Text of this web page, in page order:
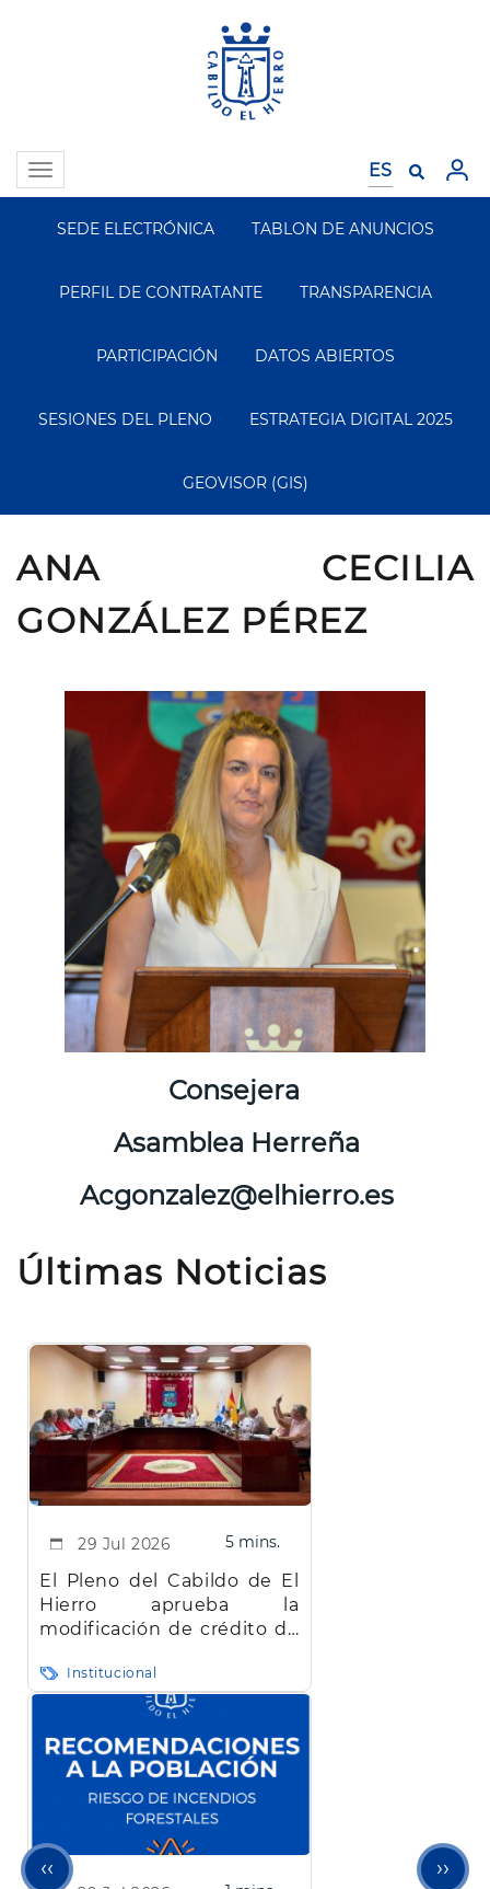
Toggle
navigation
Segundo
Menu
SEDE ELECTRÓNICA TABLON DE ANUNCIOS
PERFIL DE CONTRATANTE TRANSPARENCIA
PARTICIPACIÓN DATOS ABIERTOS
SESIONES DEL PLENO ESTRATEGIA DIGITAL 2025
GEOVISOR (GIS)
ANA CECILIA
GONZÁLEZ PÉREZ
Consejera
Asamblea Herreña
Acgonzalez@elhierro.es
Últimas Noticias
29 Jul 2026 5 mins.
El Pleno del Cabildo de El
Hierro aprueba la
modificación de crédito de
euros bloqueada desde
abril
Institucional
Página
‹‹ ››